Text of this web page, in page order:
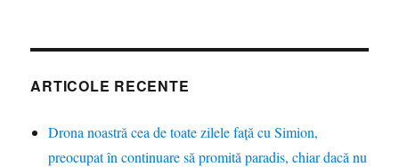
ARTICOLE RECENTE
Drona noastră cea de toate zilele față cu Simion,
preocupat în continuare să promită paradis, chiar dacă nu